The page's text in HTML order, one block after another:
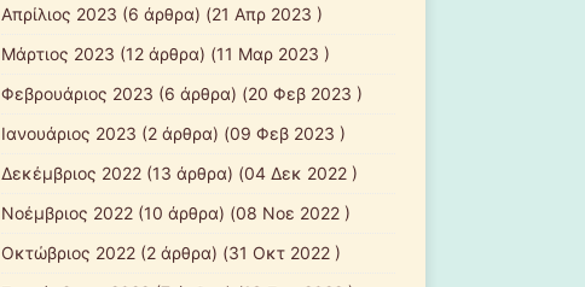
Απρίλιος 2023 (6 άρθρα) (21 Απρ 2023 )
Μάρτιος 2023 (12 άρθρα) (11 Μαρ 2023 )
Φεβρουάριος 2023 (6 άρθρα) (20 Φεβ 2023 )
Ιανουάριος 2023 (2 άρθρα) (09 Φεβ 2023 )
Δεκέμβριος 2022(13 άρθρα) (04 Δεκ 2022 )
Νοέμβριος 2022(10 άρθρα) (08 Νοε 2022 )
Οκτώβριος 2022(2 άρθρα) (31 Οκτ 2022 )